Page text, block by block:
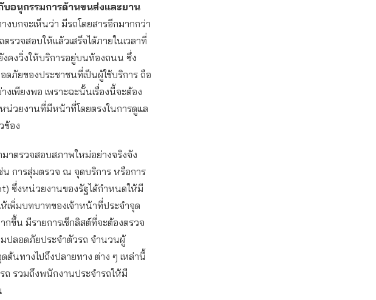
อนุกรรมการด้านขนส่งและยาน
บกจะเห็นว่า มีรถโดยสารอีกมากกว่า
รวจสอบให้แล้วเสร็จได้ภายในเวลาที่
คงวิ่งให้บริการอยู่บนท้องถนน ซึ่ง
ภัยของประชาชนที่เป็นผู้ใช้บริการ ถือ
เพียงพอ เพราะฉะนั้นเรื่องนี้จะต้อง
น่วยงานที่มีหน้าที่โดยตรงในการดูแล
ข้อง
มาตรวจสอบสภาพใหม่อย่างจริงจัง
น การสุ่มตรวจ ณ จุดบริการ หรือการ
ซึ่งหน่วยงานของรัฐได้กําหนดให้มี
เพิ่มบทบาทของเจ้าหน้าที่ประจําจุด
กขึ้น มีรายการเช็กลิสต์ที่จะต้องตรวจ
ปลอดภัยประจําตัวรถ จํานวนผู้
ต้นทางไปถึงปลายทาง ต่าง ๆ เหล่านี้
ถ รวมถึงพนักงานประจํารถให้มี